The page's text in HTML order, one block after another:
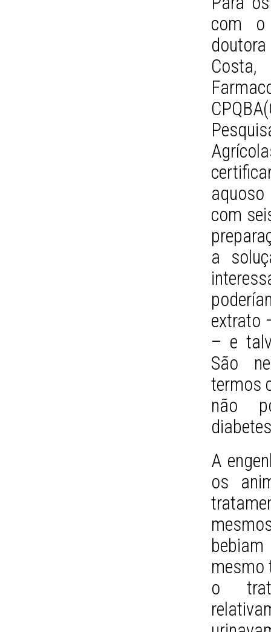
com o
com
a
extrato
– e
São
termos
não
A
os
mesmo
o